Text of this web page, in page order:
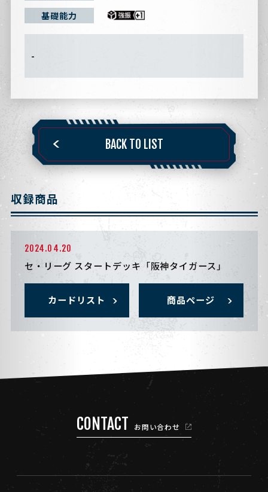
基礎能力
-
BACK TO LIST
収録商品
2024.04.20
セ・リーグ スタートデッキ「阪神タイガース」
カードリスト 商品ページ
CONTACT お問い合わせ